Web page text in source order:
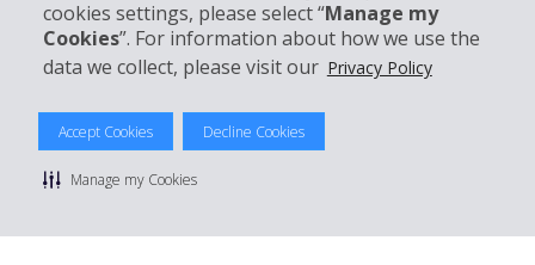
cookies settings, please select “Manage my
Cookies”. For information about how we use the
data we collect, please visit our Privacy Policy
Accept Cookies Decline Cookies
Manage my Cookies
Réserver avec Hertz
© 2026 The Hertz System, Inc.
Politique de confidentialité
Conditions de location |